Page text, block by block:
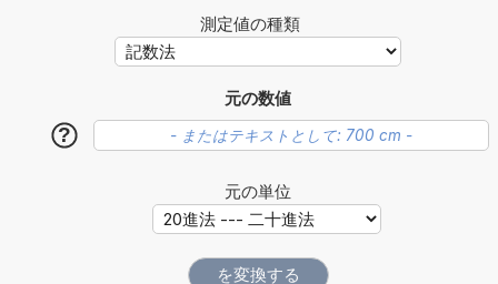
測定値の種類
元の数値
?
元の単位